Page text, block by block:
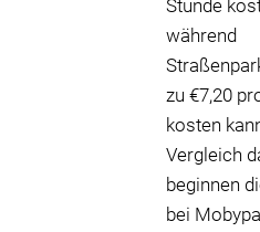
Stunde
während
zu €7,20
kosten
Vergleich
beginnen
bei